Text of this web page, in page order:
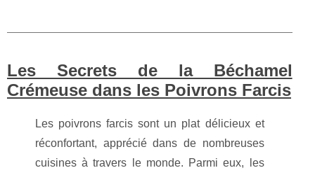
Les Secrets de la Béchamel
Crémeuse dans les Poivrons Farcis
Les poivrons farcis sont un plat délicieux et
réconfortant, apprécié dans de nombreuses
cuisines à travers le monde. Parmi eux, les